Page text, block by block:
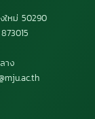
ใหม่ 50290
าง